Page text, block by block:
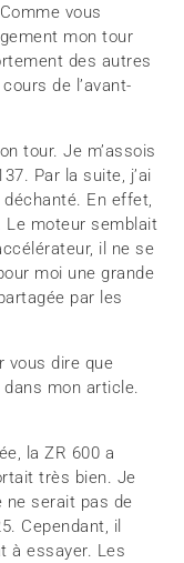
vous
mon tour
des autres
de l’avant-
tour. Je m’assois
Par la suite, j’ai
déchanté. En effet,
Le moteur semblait
il ne se
moi une grande
par les
vous dire que
dans mon article.
la ZR 600 a
très bien. Je
ne serait pas de
Cependant, il
à essayer. Les